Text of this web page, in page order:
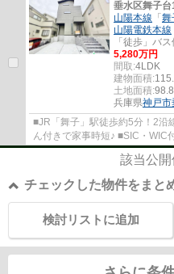
垂水区舞子
山陽本線 「舞
山陽電鉄本線
「徒歩」バ
5,280万円
間取:4LDK
建物面積:
土地面積:
兵庫県神戸市
■JR「舞子」駅徒歩約5分！2沿
ん付きで家事時短♪ ■SIC・WIC
該当公開
チェックした物件をまと
検討リストに追加